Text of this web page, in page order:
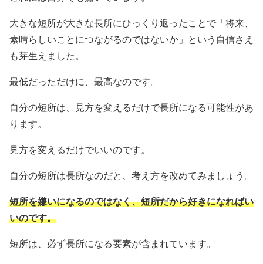
大きな短所が大きな長所にひっくり返ったことで「将来、
素晴らしいことにつながるのではないか」という自信さえ
も芽生えました。
最低だっただけに、最高なのです。
自分の短所は、見方を変えるだけで長所になる可能性があ
ります。
見方を変えるだけでいいのです。
自分の短所は長所なのだと、考え方を改めてみましょう。
短所を嫌いになるのではなく、短所だから好きになればい
いのです。
短所は、必ず長所になる要素が含まれています。